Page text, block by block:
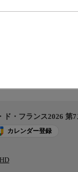
ド・フランス2026 第
カレンダー登録